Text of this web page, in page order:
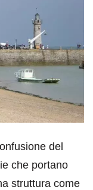
del
che portano
struttura come